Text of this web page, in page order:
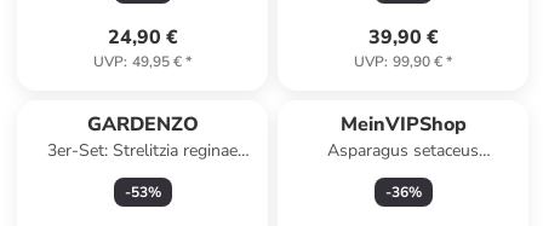
24,90 €
UVP: 49,95 €*
39,90 €
UVP: 99,90 €*
GARDENZO
3er-Set: Strelitzia reginae
Paradiesvogel
-53%
MeinVIPShop
Asparagus setaceus
Plumosus 35cm
Zimmerpflanze
-36%